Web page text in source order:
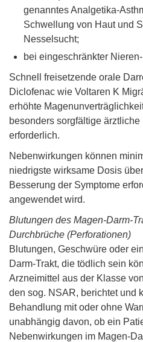
genanntes Analgetika-
Schwellung von Haut und
Nesselsucht;
bei eingeschränkter
Schnell freisetzende orale
Diclofenac wie Voltaren K
erhöhte
besonders sorgfältige
erforderlich.
Nebenwirkungen können
niedrigste wirksame Dosis
Besserung der Symptome
angewendet wird.
Blutungen des Magen-Darm-
Durchbrüche (Perforationen)
Blutungen, Geschwüre oder
Darm-Trakt, die tödlich sein
Arzneimittel aus der Klasse
den sog. NSAR, berichtet und
Behandlung mit oder ohne
unabhängig davon, ob ein
Nebenwirkungen im Magen-